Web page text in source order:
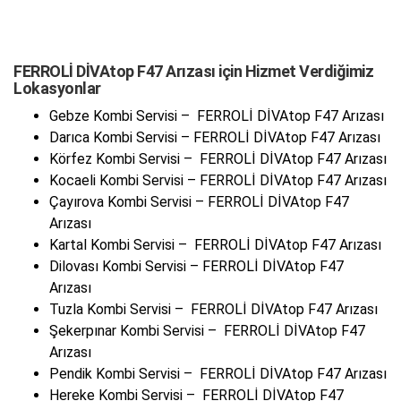
FERROLİ DİVAtop F47 Arızası için Hizmet Verdiğimiz
Lokasyonlar
Gebze Kombi Servisi – FERROLİ DİVAtop F47 Arızası
Darıca Kombi Servisi – FERROLİ DİVAtop F47 Arızası
Körfez Kombi Servisi – FERROLİ DİVAtop F47 Arızası
Kocaeli Kombi Servisi – FERROLİ DİVAtop F47 Arızası
Çayırova Kombi Servisi – FERROLİ DİVAtop F47
Arızası
Kartal Kombi Servisi – FERROLİ DİVAtop F47 Arızası
Dilovası Kombi Servisi – FERROLİ DİVAtop F47
Arızası
Tuzla Kombi Servisi – FERROLİ DİVAtop F47 Arızası
Şekerpınar Kombi Servisi – FERROLİ DİVAtop F47
Arızası
Pendik Kombi Servisi – FERROLİ DİVAtop F47 Arızası
Hereke Kombi Servisi – FERROLİ DİVAtop F47